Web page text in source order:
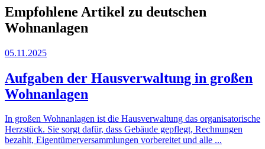
Empfohlene Artikel zu deutschen
Wohnanlagen
05.11.2025
Aufgaben der Hausverwaltung in großen
Wohnanlagen
In großen Wohnanlagen ist die Hausverwaltung das organisatorische
Herzstück. Sie sorgt dafür, dass Gebäude gepflegt, Rechnungen
bezahlt, Eigentümerversammlungen vorbereitet und alle ...